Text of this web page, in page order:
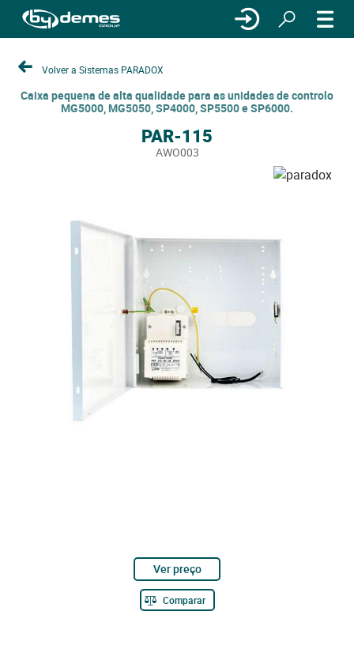
Volver a Sistemas PARADOX
Caixa pequena de alta qualidade para as unidades de controlo
MG5000, MG5050, SP4000, SP5500 e SP6000.
PAR-115
AWO003
Ver preço
Comparar